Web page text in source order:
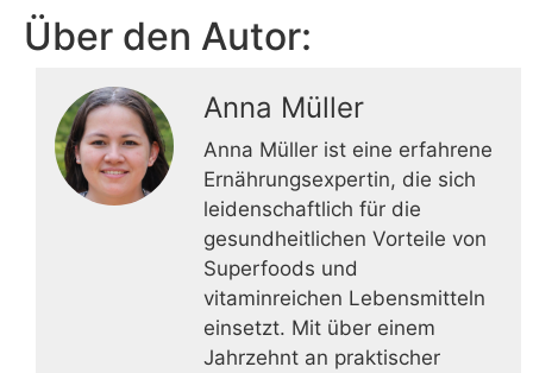
Über den Autor:
Anna Müller
Anna Müller ist eine erfahrene
Ernährungsexpertin, die sich
leidenschaftlich für die
gesundheitlichen Vorteile von
Superfoods und
vitaminreichen Lebensmitteln
einsetzt. Mit über einem
Jahrzehnt an praktischer